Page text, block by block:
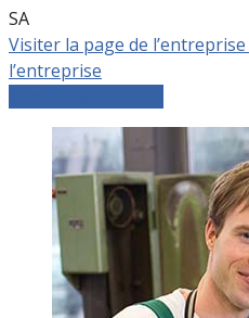
SA
Visiter la page de l’entreprise
l’entreprise